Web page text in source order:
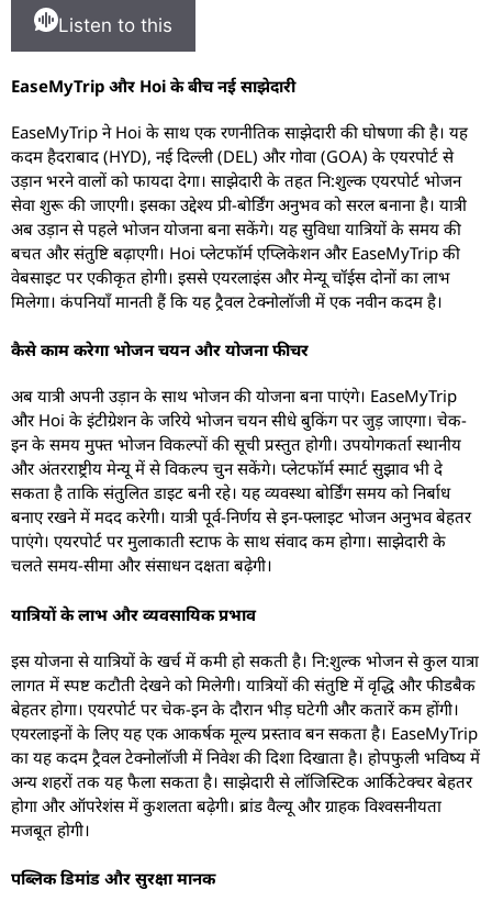
Listen to this
EaseMyTrip और Hoi के बीच नई साझेदारी
EaseMyTrip ने Hoi के साथ एक रणनीतिक साझेदारी की घोषणा की है। यह
कदम हैदराबाद (HYD), नई दिल्ली (DEL) और गोवा (GOA) के एयरपोर्ट से
उड़ान भरने वालों को फायदा देगा। साझेदारी के तहत नि:शुल्क एयरपोर्ट भोजन
सेवा शुरू की जाएगी। इसका उद्देश्य प्री-बोर्डिंग अनुभव को सरल बनाना है। यात्री
अब उड़ान से पहले भोजन योजना बना सकेंगे। यह सुविधा यात्रियों के समय की
बचत और संतुष्टि बढ़ाएगी। Hoi प्लेटफॉर्म एप्लिकेशन और EaseMyTrip की
वेबसाइट पर एकीकृत होगी। इससे एयरलाइंस और मेन्यू चॉईस दोनों का लाभ
मिलेगा। कंपनियाँ मानती हैं कि यह ट्रैवल टेक्नोलॉजी में एक नवीन कदम है।
कैसे काम करेगा भोजन चयन और योजना फीचर
अब यात्री अपनी उड़ान के साथ भोजन की योजना बना पाएंगे। EaseMyTrip
और Hoi के इंटीग्रेशन के जरिये भोजन चयन सीधे बुकिंग पर जुड़ जाएगा। चेक-
इन के समय मुफ्त भोजन विकल्पों की सूची प्रस्तुत होगी। उपयोगकर्ता स्थानीय
और अंतरराष्ट्रीय मेन्यू में से विकल्प चुन सकेंगे। प्लेटफॉर्म स्मार्ट सुझाव भी दे
सकता है ताकि संतुलित डाइट बनी रहे। यह व्यवस्था बोर्डिंग समय को निर्बाध
बनाए रखने में मदद करेगी। यात्री पूर्व-निर्णय से इन-फ्लाइट भोजन अनुभव बेहतर
पाएंगे। एयरपोर्ट पर मुलाकाती स्टाफ के साथ संवाद कम होगा। साझेदारी के
चलते समय-सीमा और संसाधन दक्षता बढ़ेगी।
यात्रियों के लाभ और व्यवसायिक प्रभाव
इस योजना से यात्रियों के खर्च में कमी हो सकती है। नि:शुल्क भोजन से कुल यात्रा
लागत में स्पष्ट कटौती देखने को मिलेगी। यात्रियों की संतुष्टि में वृद्धि और फीडबैक
बेहतर होगा। एयरपोर्ट पर चेक-इन के दौरान भीड़ घटेगी और कतारें कम होंगी।
एयरलाइनों के लिए यह एक आकर्षक मूल्य प्रस्ताव बन सकता है। EaseMyTrip
का यह कदम ट्रैवल टेक्नोलॉजी में निवेश की दिशा दिखाता है। होपफुली भविष्य में
अन्य शहरों तक यह फैला सकता है। साझेदारी से लॉजिस्टिक आर्किटेक्चर बेहतर
होगा और ऑपरेशंस में कुशलता बढ़ेगी। ब्रांड वैल्यू और ग्राहक विश्वसनीयता
मजबूत होगी।
पब्लिक डिमांड और सुरक्षा मानक